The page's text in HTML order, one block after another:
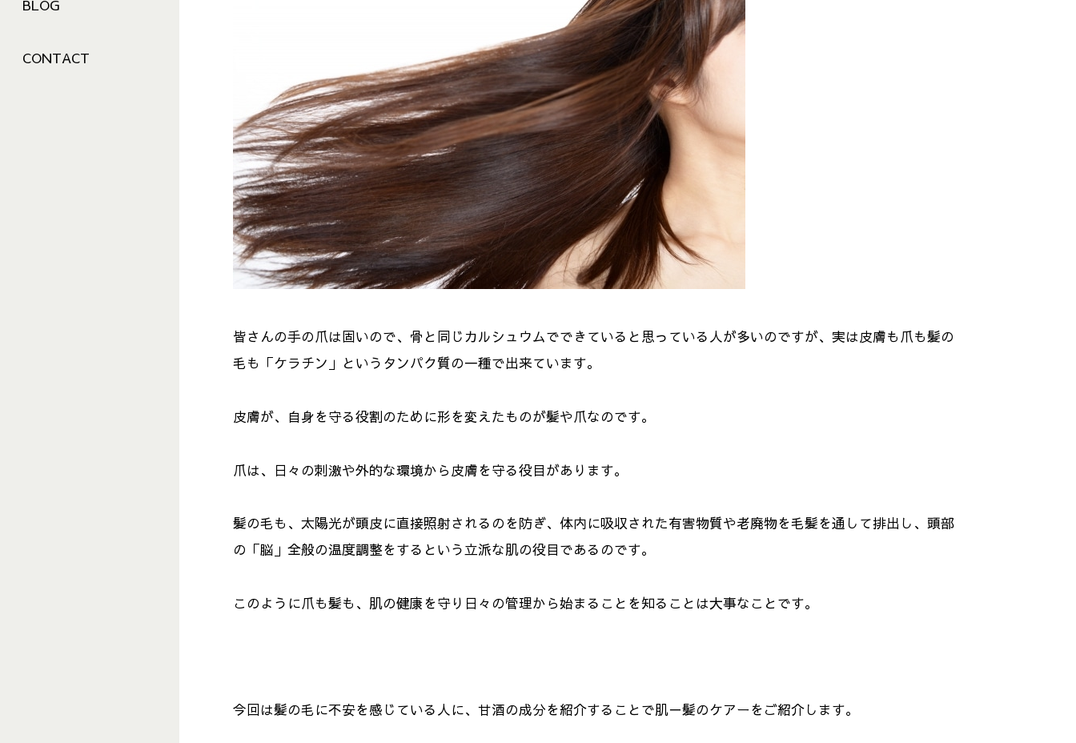
BLOG
CONTACT
皆さんの手の爪は固いので、骨と同じカルシュウムでできていると思っている人が多いのですが、実は皮膚も爪も髪の
毛も「ケラチン」というタンパク質の一種で出来ています。
皮膚が、自身を守る役割のために形を変えたものが髪や爪なのです。
爪は、日々の刺激や外的な環境から皮膚を守る役目があります。
髪の毛も、太陽光が頭皮に直接照射されるのを防ぎ、体内に吸収された有害物質や老廃物を毛髪を通して排出し、頭部
の「脳」全般の温度調整をするという立派な肌の役目であるのです。
このように爪も髪も、肌の健康を守り日々の管理から始まることを知ることは大事なことです。
今回は髪の毛に不安を感じている人に、甘酒の成分を紹介することで肌－髪のケアーをご紹介します。